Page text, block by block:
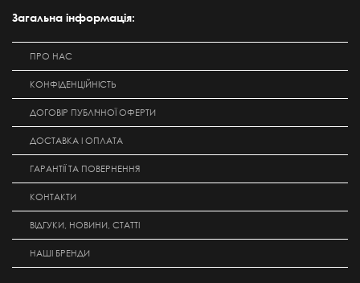
Загальна інформація:
ПРО НАС
КОНФІДЕНЦІЙНІСТЬ
ДОГОВІР ПУБЛІЧНОЇ ОФЕРТИ
ДОСТАВКА І ОПЛАТА
ГАРАНТІЇ ТА ПОВЕРНЕННЯ
КОНТАКТИ
ВІДГУКИ, НОВИНИ, СТАТТІ
НАШІ БРЕНДИ